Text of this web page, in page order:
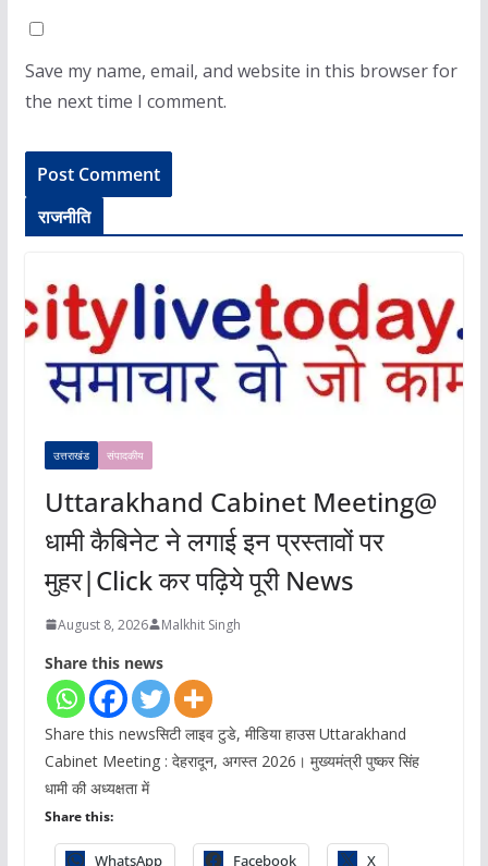
Save my name, email, and website in this browser for
the next time I comment.
राजनीति
उत्तराखंड संपादकीय
Uttarakhand Cabinet Meeting@
धामी कैबिनेट ने लगाई इन प्रस्तावों पर
मुहर|Click कर पढ़िये पूरी News
August 8, 2026 Malkhit Singh
Share this news
Share this newsसिटी लाइव टुडे, मीडिया हाउस Uttarakhand
Cabinet Meeting : देहरादून, अगस्त 2026। मुख्यमंत्री पुष्कर सिंह
धामी की अध्यक्षता में
Share this:
WhatsApp Facebook X